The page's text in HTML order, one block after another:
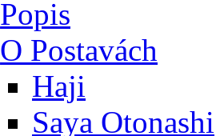
Popis
O Postavách
Haji
Saya Otonashi